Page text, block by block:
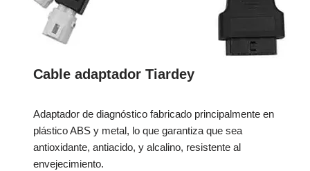
Cable adaptador Tiardey
Adaptador de diagnóstico fabricado principalmente en
plástico ABS y metal, lo que garantiza que sea
antioxidante, antiacido, y alcalino, resistente al
envejecimiento.